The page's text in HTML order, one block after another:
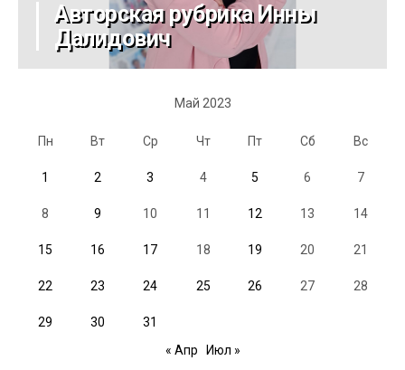
Авторская рубрика Инны
Далидович
Май 2023
Пн Вт Ср Чт Пт Сб Вс
1 2 3 4 5 6 7
8 9 10 11 12 13 14
15 16 17 18 19 20 21
22 23 24 25 26 27 28
29 30
31
« Апр
Июл »